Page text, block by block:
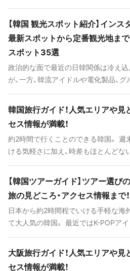
行する際に必見のスポットや代表的な
しておすすめのツアーやアクセスに
で、たっぷりとご紹介していきます。
を検討している場合には、ぜひ参考に
さい。
感じさせる寺院や庭園などもみられま
から20世紀初めに、欧米や日本などの
れた国際都市としての歴史を今も色
観光スポットや町並みも多く残されて
んの魅力にあふれています。 ショッ
メ、アート鑑賞、そして上海ディズニー
てご紹介いたします。
【韓国 観光スポット紹介】インス
最新スポットから定番観光地まで
スポット35選
政治的な面で最近の日韓関係は冷え
が、一方、韓流アイドルや電化製品、グ
の韓国。日本との距離が近く、気軽に
先として注目の国と言えるでしょう。
ず何度も訪れている方も多いのではな
か。 今回は、そんな韓国で定番の歴史
ポットや思わず写真に残したくなる
えスポットなどをご紹介します。また
決まったらまず確認しておきたい、韓
プデート出来るイベントまで、韓国旅
楽しむための情報が満載です。ぜひ参
下さい。
韓国旅行ガイド！人気エリアや見
セス情報が満載！
約2時間で行くことのできる韓国。 週
ける気軽さに加え、時差もほとんどな
ッピングををはじめとする王道観光ス
ろん、インスタ映えするカフェや壁な
ェニックスポット、意外に知られてい
ゾートまで韓国の旅行に関する情報を
ます。
【韓国ツアーガイド】ツアー選び
旅の見どころ・アクセス情報まで！
日本から約2時間程でいける手軽な海
て大人気の韓国。 最近ではK-POPア
ルチャーやトレンドが大流行していま
歴史の趣を感じる場所から、ビーチリゾ
大阪旅行ガイド！人気エリアや見
セス情報が満載！